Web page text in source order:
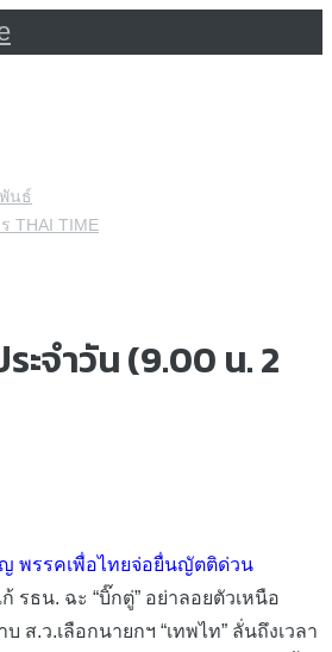
นธ์
THAI TIME
ะจำวัน (9.00 น. 2
ญ พรรคเพื่อไทยจ่อยื่นญัตติด่วน
รธน. ฉะ “บิ๊กตู่” อย่าลอยตัวเหนือ
ส.ว.เลือกนายกฯ “เทพไท” ลั่นถึงเวลา